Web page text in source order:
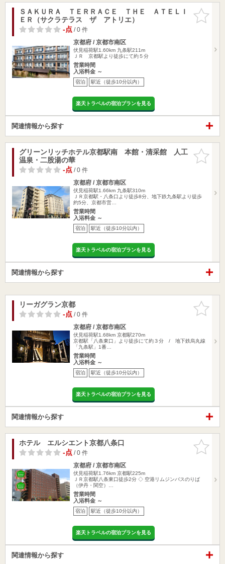
お気に入
りに追加
ＳＡＫＵＲＡ ＴＥＲＲＡＣＥ ＴＨＥ ＡＴＥＬＩ
ＥＲ（サクラテラス ザ アトリエ）
-点/ 0 件
京都府 / 京都市南区
伏見稲荷駅1.60km 九条駅211m
ＪＲ 京都駅より徒歩にて約５分
営業時間
入浴料金 ～
宿泊 駅近（徒歩10分以内）
楽天トラベルの宿泊プランを見る
関連情報から探す
お気に入
りに追加
グリーンリッチホテル京都駅南 本館・清采館 人工
温泉・二股湯の華
-点/ 0 件
京都府 / 京都市南区
伏見稲荷駅1.66km 九条駅310m
ＪＲ京都駅・八条口より徒歩8分、地下鉄九条駅より徒歩
約5分、京都市営…
営業時間
入浴料金 ～
宿泊 駅近（徒歩10分以内）
楽天トラベルの宿泊プランを見る
関連情報から探す
お気に入
りに追加
リーガグラン京都
-点/ 0 件
京都府 / 京都市南区
伏見稲荷駅1.68km 京都駅270m
京都駅「八条東口」より徒歩にて約３分 / 地下鉄烏丸線
「九条駅」1番…
営業時間
入浴料金 ～
宿泊 駅近（徒歩10分以内）
楽天トラベルの宿泊プランを見る
関連情報から探す
お気に入
りに追加
ホテル エルシエント京都八条口
-点/ 0 件
京都府 / 京都市南区
伏見稲荷駅1.76km 京都駅225m
ＪＲ京都駅八条東口徒歩2分 ◇ 空港リムジンバスのりば
（伊丹・関空）…
営業時間
入浴料金 ～
宿泊 駅近（徒歩10分以内）
楽天トラベルの宿泊プランを見る
関連情報から探す